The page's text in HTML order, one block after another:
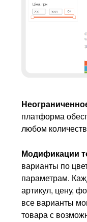
платформа
любом
Модификации
варианты по
параметрам.
артикул, цену,
все варианты
товара с